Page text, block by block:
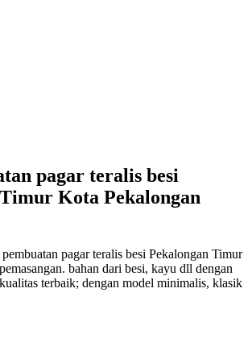
pagar teralis besi
Kota Pekalongan
pagar teralis besi Pekalongan Timur
bahan dari besi, kayu dll dengan
terbaik; dengan model minimalis, klasik